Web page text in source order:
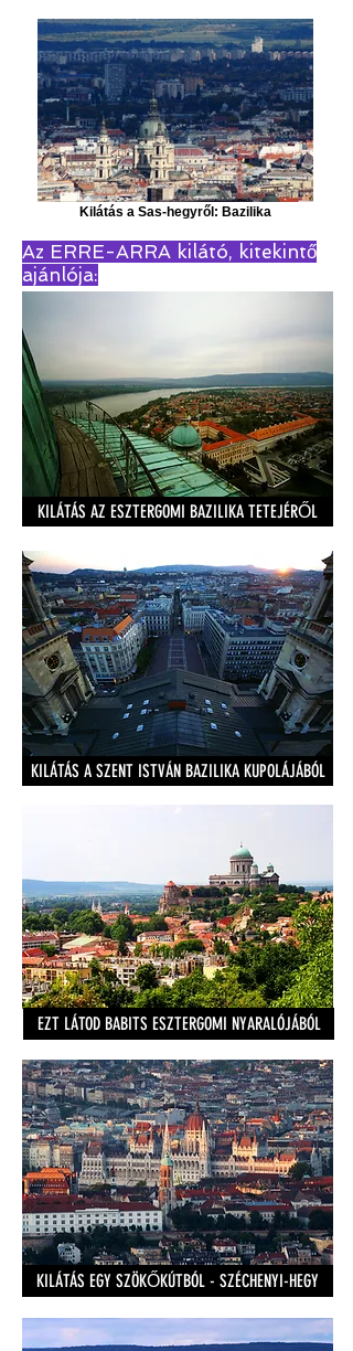
Kilátás a Sas-hegyről: Bazilika
Az ERRE-ARRA kilátó, kitekintő
ajánlója:
KILÁTÁS AZ ESZTERGOMI BAZILIKA TETEJÉRŐL
KILÁTÁS A SZENT ISTVÁN BAZILIKA KUPOLÁJÁBÓL
EZT LÁTOD BABITS ESZTERGOMI NYARALÓJÁBÓL
KILÁTÁS EGY SZÖKŐKÚTBÓL - SZÉCHENYI-HEGY